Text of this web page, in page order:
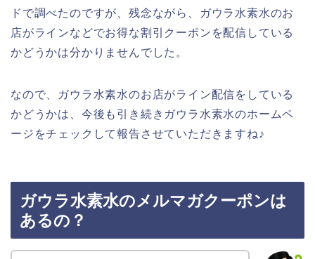
ドで調べたのですが、残念ながら、ガウラ水素水のお
店がラインなどでお得な割引クーポンを配信している
かどうかは分かりませんでした。
なので、ガウラ水素水のお店がライン配信をしている
かどうかは、今後も引き続きガウラ水素水のホームペ
ージをチェックして報告させていただきますね♪
ガウラ水素水のメルマガクーポンは
あるの？